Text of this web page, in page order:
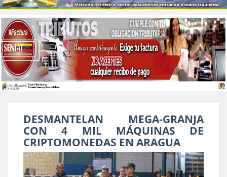
DESMANTELAN MEGA-GRANJA
CON 4 MIL MÁQUINAS DE
CRIPTOMONEDAS EN ARAGUA